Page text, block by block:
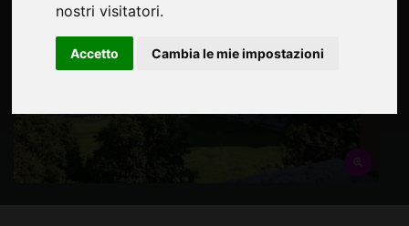
nostri visitatori.
Accetto Cambia le mie impostazioni